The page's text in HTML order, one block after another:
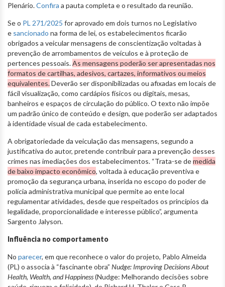
Plenário.Confira a pauta completa e o resultado da reunião.
Se o PL 271/2025 for aprovado em dois turnos no Legislativo
e sancionado na forma de lei, os estabelecimentos ficarão
obrigados a veicular mensagens de conscientização voltadas à
prevenção de arrombamentos de veículos e à proteção de
pertences pessoais.As mensagens poderão ser apresentadas nos
formatos de cartilhas, adesivos, cartazes, informativos ou meios
equivalentes.Deverão ser disponibilizadas ou afixadas em locais de
fácil visualização, como cardápios físicos ou digitais, mesas,
banheiros e espaços de circulação do público. O texto não impõe
um padrão único de conteúdo e design, que poderão ser adaptados
à identidade visual de cada estabelecimento.
A obrigatoriedade da veiculação das mensagens, segundo a
justificativa do autor, pretende contribuir para a prevenção desses
crimes nas imediações dos estabelecimentos. “Trata-se demedida
de baixo impacto econômico, voltada à educação preventiva e
promoção da segurança urbana, inserida no escopo do poder de
polícia administrativa municipal que permite ao ente local
regulamentar atividades, desde que respeitados os princípios da
legalidade, proporcionalidade e interesse público”, argumenta
Sargento Jalyson.
Influência no comportamento
No parecer, em que reconhece o valor do projeto, Pablo Almeida
(PL) o associa à “fascinante obra” Nudge: Improving Decisions About
Health, Wealth, and Happiness(Nudge: Melhorando decisões sobre